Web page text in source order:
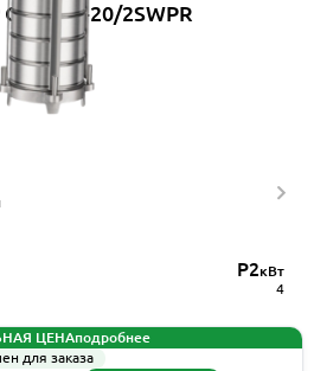
20/2SWPR
P2кВт
4
ЦЕНАподробнее
для заказа